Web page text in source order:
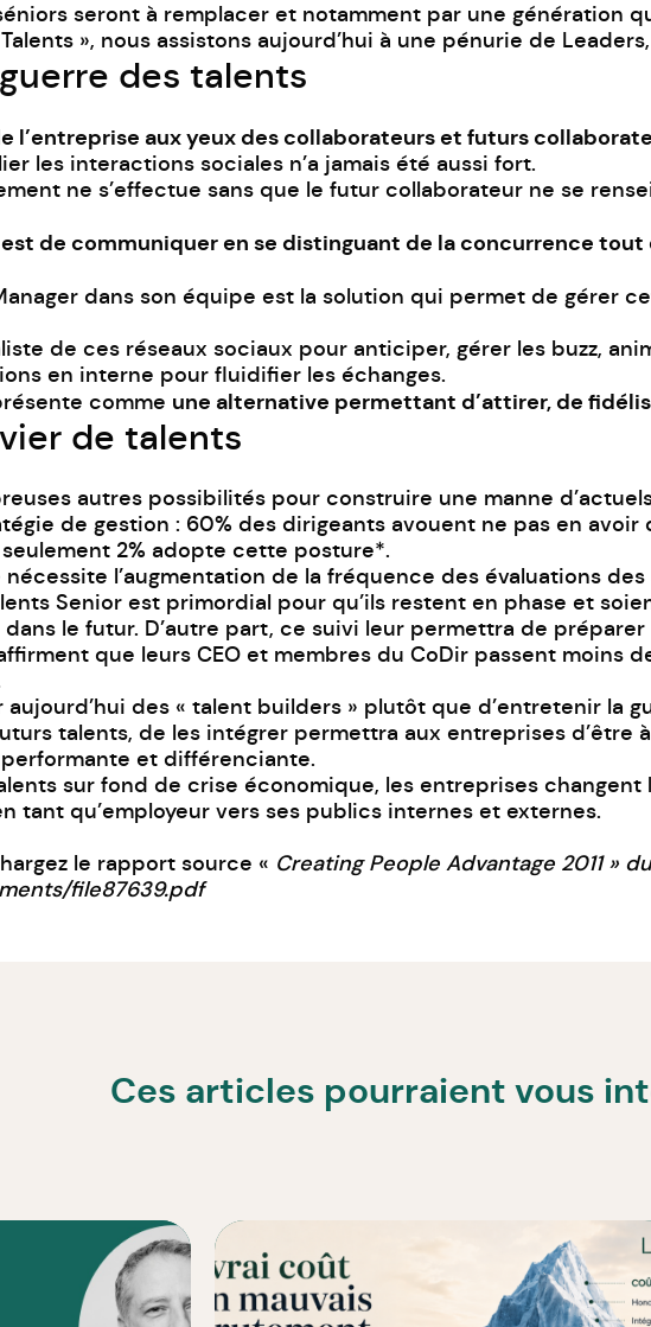
seront à remplacer et notamment par une génération
», nous assistons aujourd’hui à une pénurie de
des talents
l’entreprise aux yeux des collaborateurs et futurs
les interactions sociales n’a jamais été aussi fort.
ne s’effectue sans que le futur collaborateur ne se
de communiquer en se distinguant de la concurrence
dans son équipe est la solution qui permet de gérer
de ces réseaux sociaux pour anticiper, gérer les buzz,
en interne pour fluidifier les échanges.
comme une alternative permettant d’attirer, de
de talents
autres possibilités pour construire une manne
de gestion : 60% des dirigeants avouent ne pas en
2% adopte cette posture*.
nécessite l’augmentation de la fréquence des évaluations
Senior est primordial pour qu’ils restent en phase et
le futur. D’autre part, ce suivi leur permettra de
que leurs CEO et membres du CoDir passent moins
des « talent builders » plutôt que d’entretenir la
talents, de les intégrer permettra aux entreprises d’être
et différenciante.
sur fond de crise économique, les entreprises changent
tant qu’employeur vers ses publics internes et externes.
le rapport source « Creating People Advantage 2011 »
file87639.pdf
Ces articles pourraient vous